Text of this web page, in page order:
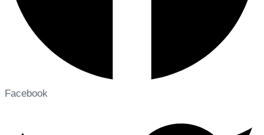
Facebook